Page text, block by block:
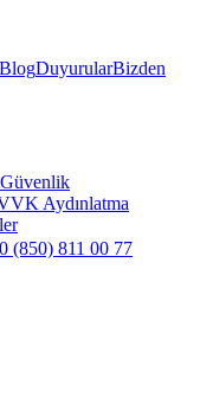
BlogDuyurularBizden
Güvenlik
Aydınlatma
(850) 811 00 77